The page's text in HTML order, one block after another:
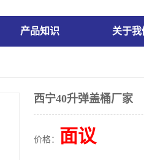
产品知识 关于我
西宁40升弹盖桶厂家
价格： 面议